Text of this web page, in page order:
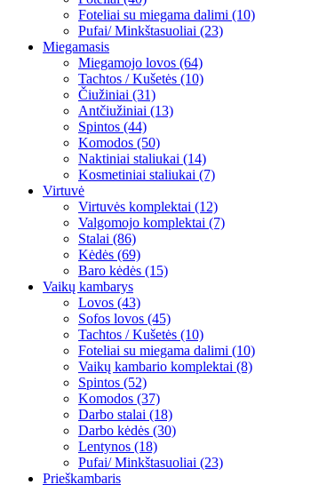
Foteliai su miegama dalimi (10)
Pufai/ Minkštasuoliai (23)
Miegamasis
Miegamojo lovos (64)
Tachtos / Kušetės (10)
Čiužiniai (31)
Antčiužiniai (13)
Spintos (44)
Komodos (50)
Naktiniai staliukai (14)
Kosmetiniai staliukai (7)
Virtuvė
Virtuvės komplektai (12)
Valgomojo komplektai (7)
Stalai (86)
Kėdės (69)
Baro kėdės (15)
Vaikų kambarys
Lovos (43)
Sofos lovos (45)
Tachtos / Kušetės (10)
Foteliai su miegama dalimi (10)
Vaikų kambario komplektai (8)
Spintos (52)
Komodos (37)
Darbo stalai (18)
Darbo kėdės (30)
Lentynos (18)
Pufai/ Minkštasuoliai (23)
Prieškambaris